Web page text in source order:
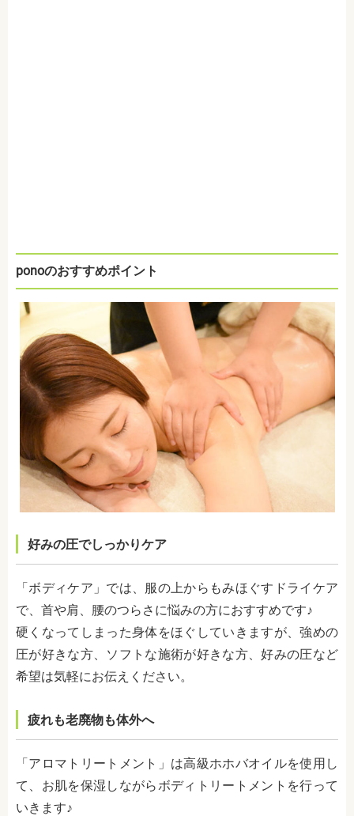
ponoのおすすめポイント
好みの圧でしっかりケア
「ボディケア」では、服の上からもみほぐすドライケア
で、首や肩、腰のつらさに悩みの方におすすめです♪
硬くなってしまった身体をほぐしていきますが、強めの
圧が好きな方、ソフトな施術が好きな方、好みの圧など
希望は気軽にお伝えください。
疲れも老廃物も体外へ
「アロマトリートメント」は高級ホホバオイルを使用し
て、お肌を保湿しながらボディトリートメントを行って
いきます♪